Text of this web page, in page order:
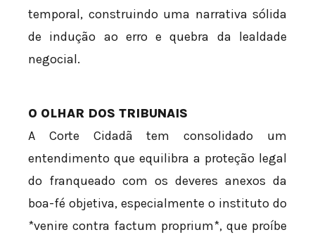
temporal, construindo uma narrativa sólida
de indução ao erro e quebra da lealdade
negocial.
O OLHAR DOS TRIBUNAIS
A Corte Cidadã tem consolidado um
entendimento que equilibra a proteção legal
do franqueado com os deveres anexos da
boa-fé objetiva, especialmente o instituto do
*venire contra factum proprium*, que proíbe